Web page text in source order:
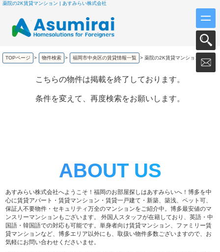
薬院の2K賃貸マンション | あすみらい株式会社
TOPページ > 物件検索 > 福岡市中央区の賃貸情報一覧 > 薬院の2K賃貸マンション
こちらの物件は掲載を終了しております。
条件を変えて、再度検索をお願いします。
ABOUT US
あすみらい株式会社へようこそ！福岡のお部屋探しはあすみらいへ！博多を中
心に賃貸アパート・賃貸マンション・賃貸一戸建て・新築、築浅、ペット可、
保証人不要物件・セキュリティ万全のマンションをご紹介中。博多最安値のマ
ンスリーマンションもございます。 外国人スタッフが在籍しており、英語・中
国語・韓国語での対応も可能です。単身者向け賃貸マンション、ファミリー賃
貸マンションなど、博多エリア以外にも、取扱い物件多数ございますので、お
気軽にお問い合わせくださいませ。